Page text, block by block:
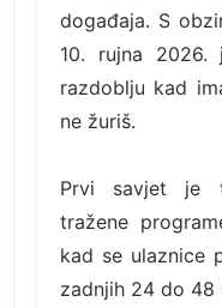
događaja. S
10. rujna
razdoblju kad
ne žuriš.
Prvi savjet je
tražene
kad se ulaznice
zadnjih 24 do 48